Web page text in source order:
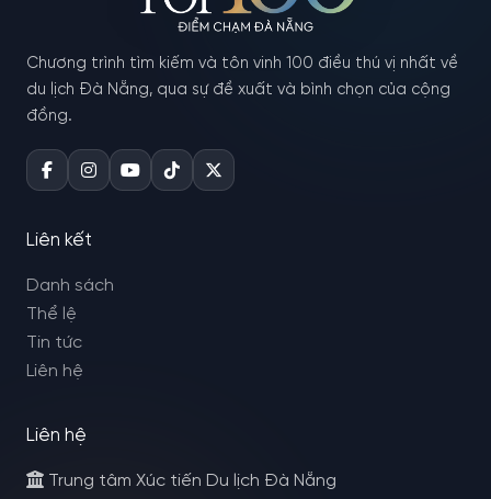
Chương trình tìm kiếm và tôn vinh 100 điều thú vị nhất về
du lịch Đà Nẵng, qua sự đề xuất và bình chọn của cộng
đồng.
Liên kết
Danh sách
Thể lệ
Tin tức
Liên hệ
Liên hệ
Trung tâm Xúc tiến Du lịch Đà Nẵng